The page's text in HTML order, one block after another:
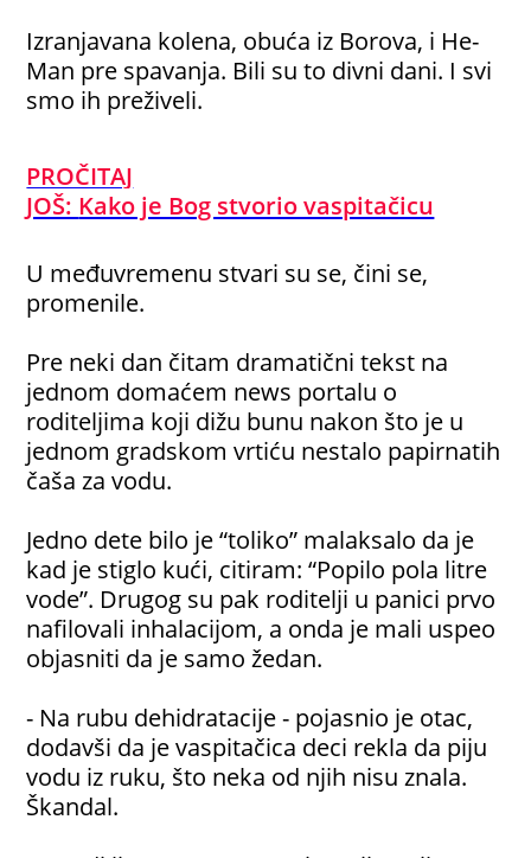
Izranjavana kolena, obuća iz Borova, i He-
Man pre spavanja. Bili su to divni dani. I svi
smo ih preživeli.
PROČITAJ
JOŠ: Kako je Bog stvorio vaspitačicu
U međuvremenu stvari su se, čini se,
promenile.
Pre neki dan čitam dramatični tekst na
jednom domaćem news portalu o
roditeljima koji dižu bunu nakon što je u
jednom gradskom vrtiću nestalo papirnatih
čaša za vodu.
Jedno dete bilo je “toliko” malaksalo da je
kad je stiglo kući, citiram: “Popilo pola litre
vode”. Drugog su pak roditelji u panici prvo
nafilovali inhalacijom, a onda je mali uspeo
objasniti da je samo žedan.
- Na rubu dehidratacije - pojasnio je otac,
dodavši da je vaspitačica deci rekla da piju
vodu iz ruku, što neka od njih nisu znala.
Škandal.